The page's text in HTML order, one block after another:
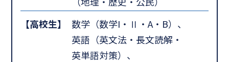
【高校生】
数学（数学I・Ⅱ・A・B）、
英語（英文法・長文読解・
英単語対策）、